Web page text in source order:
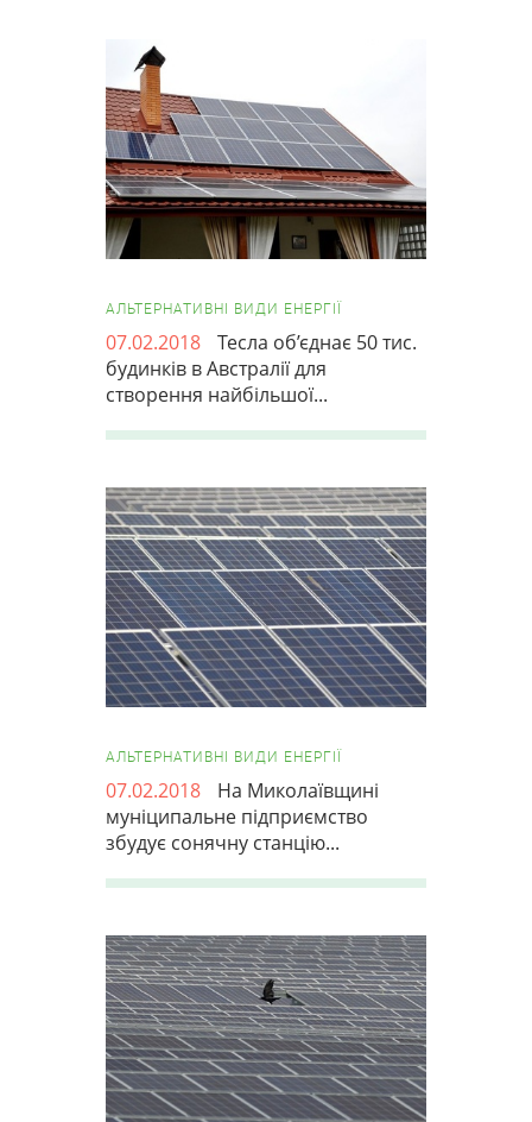
АЛЬТЕРНАТИВНІ ВИДИ ЕНЕРГІЇ
07.02.2018
Тесла об’єднає 50 тис.
будинків в Австралії для
створення найбільшої...
АЛЬТЕРНАТИВНІ ВИДИ ЕНЕРГІЇ
07.02.2018
На Миколаївщині
муніципальне підприємство
збудує сонячну станцію...